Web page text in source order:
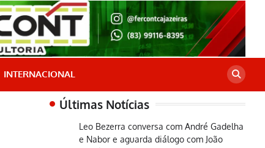
INTERNACIONAL
Últimas Notícias
Leo Bezerra conversa com André Gadelha
e Nabor e aguarda diálogo com João